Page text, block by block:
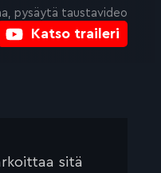
Katso traileri
pysäytä taustavideo
sitä